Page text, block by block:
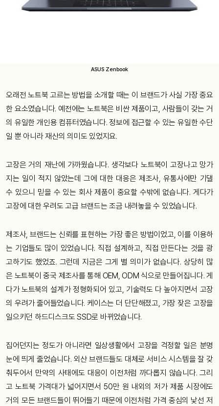
ASUS Zenbook
오래전 노트북 고르는 방법을 소개할 때는 이 브랜드가 사실 가장 중요
한 요소였습니다. 예전에는 노트북은 비싼 제품이고, 사람들이 갖는 거
의 유일한 개인용 컴퓨터였습니다. 정보에 접근할 수 있는 유일한 수단
일 뿐 아니라 재산의 의미도 있었지요.
고장은 거의 재난에 가까웠습니다. 생각보다 노트북이 고장나고 망가
지는 일이 적지 않았는데 그에 대한 대응은 제조사, 유통사에만 기댈
수 있으니 믿을 수 있는 회사 제품이 중요할 수밖에 없습니다. 게다가
고장에 대한 우려도 고급 브랜드는 조금 내려놓을 수 있었습니다.
제조사, 브랜드는 신뢰를 표현하는 가장 좋은 방법이었고, 이를 이용하
는 기업들도 많이 있었습니다. 직접 설계하고, 직접 만든다는 것을 광
고하기도 했었죠. 그런데 지금은 그게 별 의미가 없습니다. 상당히 많
은 노트북이 중국 제조사를 통해 OEM, ODM 식으로 만들어집니다. 게
다가 노트북의 설계가 정형화되어 있고, 기술력도 다 높아지면서 고장
의 우려가 줄어들었습니다. 케이스는 더 단단해졌고, 가장 잦은 고장을
일으키던 하드디스크도 SSD로 바뀌었습니다.
집어던지는 정도가 아니라면 일상생활에서 고장을 걱정할 일은 분명
눈에 띄게 줄었습니다. 외산 브랜드들도 대체로 서비스 시스템을 잘 갖
춰두어서 만약의 사태에도 대응이 이전처럼 까다롭지 않습니다. 그리
고 노트북 가격대가 넓어지면서 50만 원 내외의 저가 제품 시장에도
거의 모든 브랜드들이 뛰어들기 때문에 이전처럼 가격 중심의 낯선 저